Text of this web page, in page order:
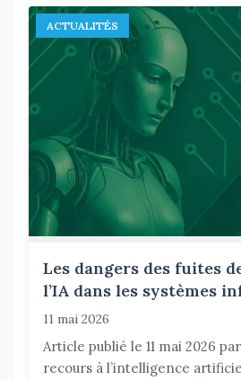
ACTUALITÉS
Les dangers des fuites
l’IA dans les systèmes
11 mai 2026
Article publié le 11 mai 2026
recours à l’intelligence